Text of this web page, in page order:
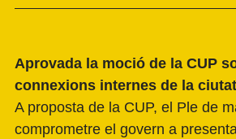
Aprovada la moció de la CUP
connexions internes de la
A proposta de la CUP, el Ple de
comprometre el govern a